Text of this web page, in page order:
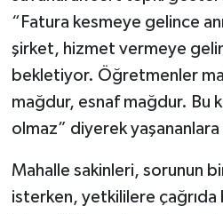
“Fatura kesmeye gelince
şirket, hizmet vermeye
bekletiyor. Öğretmenler
mağdur, esnaf mağdur. Bu
olmaz” diyerek
Mahalle sakinleri, sorunun
isterken, yetkililere